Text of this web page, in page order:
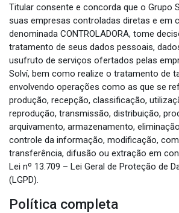
Titular consente e concorda que o Grupo
suas empresas controladas diretas e em
denominada CONTROLADORA, tome
tratamento de seus dados pessoais,
usufruto de serviços ofertados pelas
Solví, bem como realize o tratamento de
envolvendo operações como as que se
produção, recepção, classificação,
reprodução, transmissão, distribuição,
arquivamento, armazenamento,
controle da informação, modificação,
transferência, difusão ou extração em
Lei nº 13.709 – Lei Geral de Proteção de
(LGPD).
Política completa